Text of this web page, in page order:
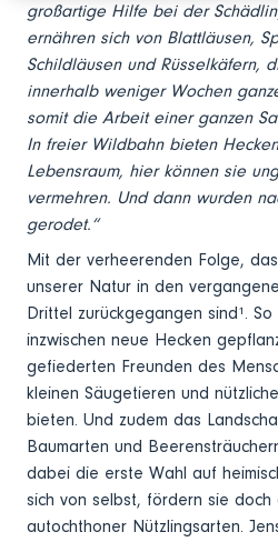
großartige Hilfe bei der
ernähren sich von Blattläusen,
Schildläusen und Rüsselkäfern,
innerhalb weniger Wochen
somit die Arbeit einer ganzen
In freier Wildbahn bieten
Lebensraum, hier können sie
vermehren. Und dann wurden
gerodet.“
Mit der verheerenden Folge,
unserer Natur in den
Drittel zurückgegangen sind¹.
inzwischen neue Hecken
gefiederten Freunden des
kleinen Säugetieren und
bieten. Und zudem das
Baumarten und
dabei die erste Wahl auf
sich von selbst, fördern sie doch
autochthoner Nützlingsarten.